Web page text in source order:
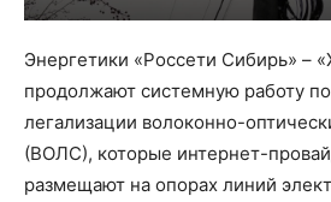
Энергетики «Россети Сибирь» –
продолжают системную работу
легализации волоконно-
(ВОЛС), которые интернет-
размещают на опорах линий